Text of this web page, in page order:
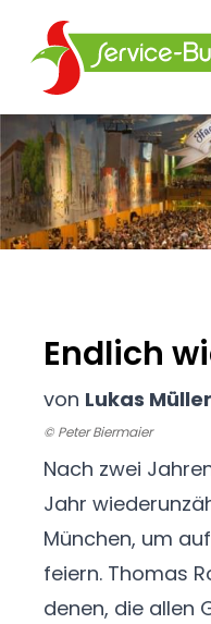
Endlich
von Lukas Müller
© Peter Biermaier
Nach zwei
Jahr wieder
München, um
feiern. Thomas
denen, die allen